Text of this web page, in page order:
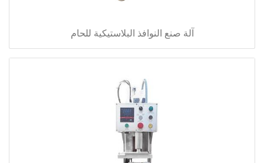
آلة صنع النوافذ البلاستيكية للحام